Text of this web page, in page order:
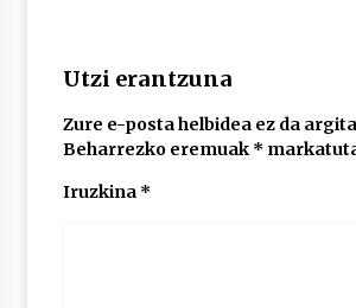
isil batekin dator beti
Auritz Iñurrietaren
Utzi erantzuna
Zure e-posta helbidea ez da
Beharrezko eremuak *
Iruzkina *